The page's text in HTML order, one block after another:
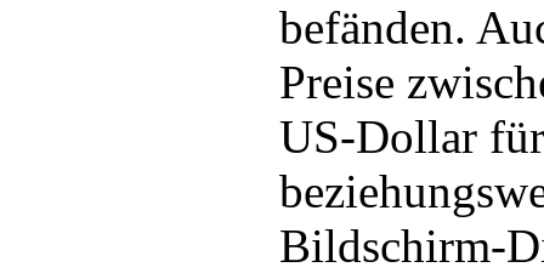
befänden.
Preise
US-Dollar
Bildschirm-